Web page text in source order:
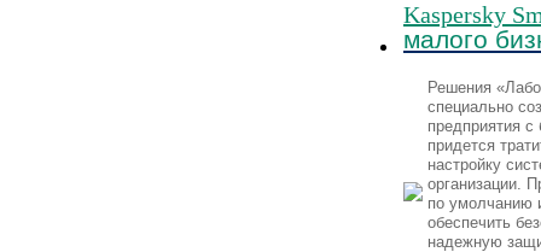
Kaspersky
малого
Решения
специально
предприятия
придется
настройку
организации.
по умолчанию
обеспечить
надежную